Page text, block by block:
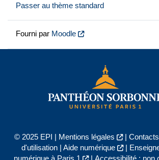
Passer au thème standard
Fourni par Moodle
© 2025 EPI | Mentions légales | Contacts
d'utilisation| Aide numérique |